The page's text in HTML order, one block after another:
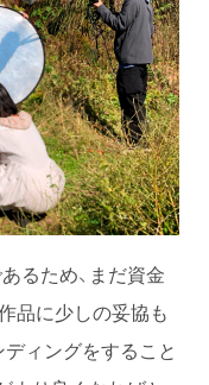
るため、まだ資金
品に少しの妥協も
ィングをすること